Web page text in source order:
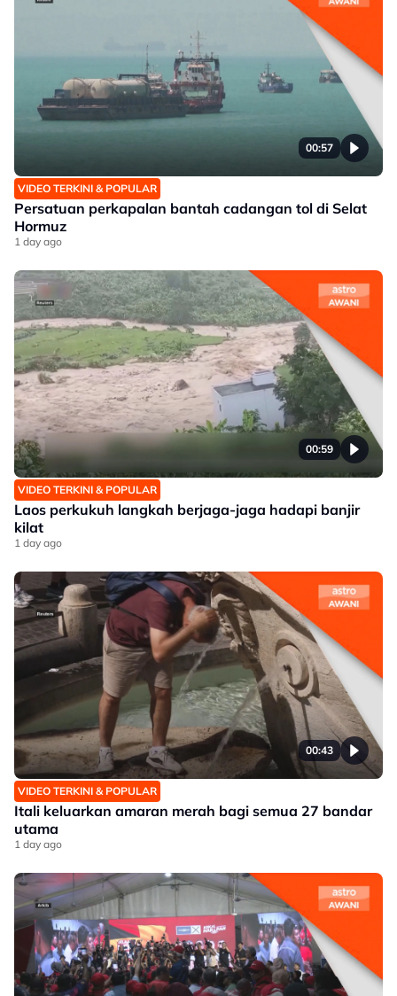
00:57
VIDEO TERKINI & POPULAR
Persatuan perkapalan bantah cadangan tol di Selat
Hormuz
1 day ago
00:59
VIDEO TERKINI & POPULAR
Laos perkukuh langkah berjaga-jaga hadapi banjir
kilat
1 day ago
00:43
VIDEO TERKINI & POPULAR
Itali keluarkan amaran merah bagi semua 27 bandar
utama
1 day ago